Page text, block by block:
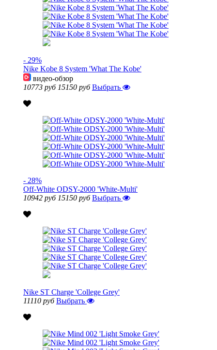
- 29%
Nike Kobe 8 System 'What The Kobe'
видео-обзор
10773 руб 15150 руб Выбрать
- 28%
Off-White ODSY-2000 'White-Multi'
10942 руб 15150 руб Выбрать
Nike ST Charge 'College Grey'
11110 руб Выбрать